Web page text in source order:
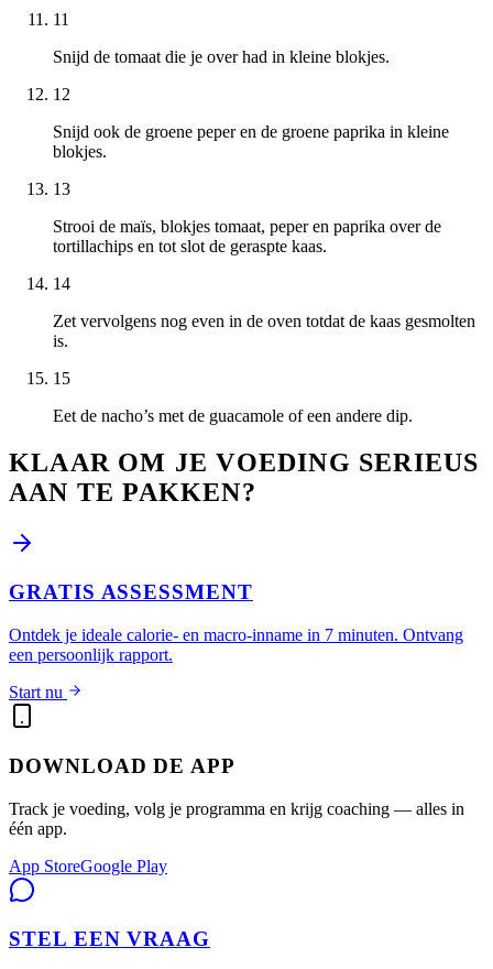
11
Snijd de tomaat die je over had in kleine blokjes.
12
Snijd ook de groene peper en de groene paprika in kleine
blokjes.
13
Strooi de maïs, blokjes tomaat, peper en paprika over de
tortillachips en tot slot de geraspte kaas.
14
Zet vervolgens nog even in de oven totdat de kaas gesmolten
is.
15
Eet de nacho’s met de guacamole of een andere dip.
KLAAR OM JE VOEDING SERIEUS
AAN TE PAKKEN?
GRATIS ASSESSMENT
Ontdek je ideale calorie- en macro-inname in 7 minuten. Ontvang
een persoonlijk rapport.
Start nu
DOWNLOAD DE APP
Track je voeding, volg je programma en krijg coaching — alles in
één app.
App StoreGoogle Play
STEL EEN VRAAG